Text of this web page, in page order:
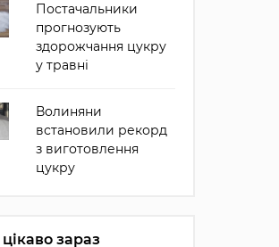
Постачальники
прогнозують
здорожчання цукру
у травні
Волиняни
встановили рекорд
з виготовлення
цукру
зараз